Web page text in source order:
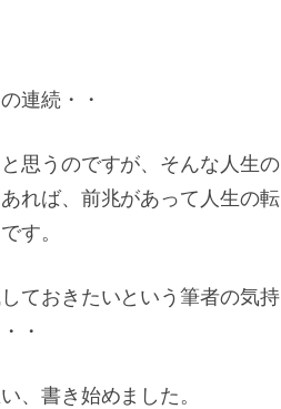
連続・・
思うのですが、そんな人生の
れば、前兆があって人生の転
す。
ておきたいという筆者の気持
・
、書き始めました。